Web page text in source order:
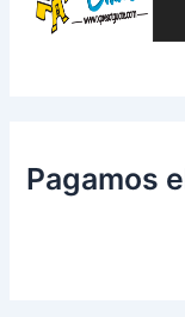
Pagamos